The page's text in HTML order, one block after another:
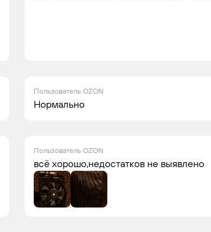
Пользователь OZON
Нормально
Пользователь OZON
всё хорошо,недостатков не выявлено